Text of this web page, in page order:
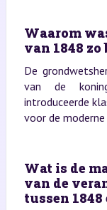
Waarom
van 1848
De
van de
introduceerde
voor de
Wat is de
van de
tussen 1848